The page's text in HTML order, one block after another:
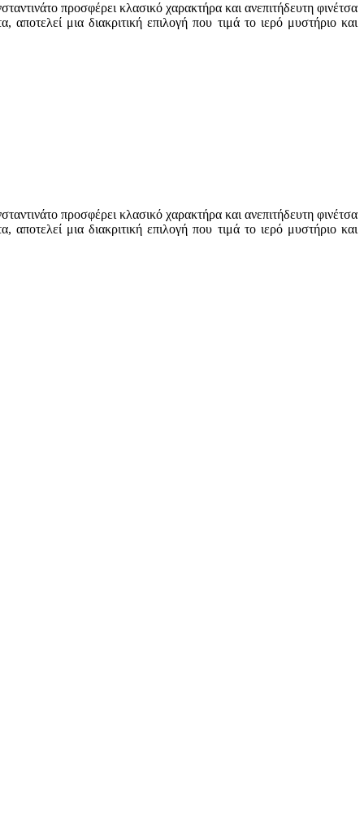
προσφέρει κλασικό χαρακτήρα και ανεπιτήδευτη φινέτσα
αποτελεί μια διακριτική επιλογή που τιμά το ιερό μυστήριο και
προσφέρει κλασικό χαρακτήρα και ανεπιτήδευτη φινέτσα
αποτελεί μια διακριτική επιλογή που τιμά το ιερό μυστήριο και